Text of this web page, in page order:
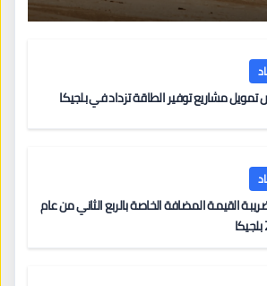
مشاريع توفير الطاقة تزداد في بلجيكا
القيمة المضافة الخاصة بالربع الثاني من عام